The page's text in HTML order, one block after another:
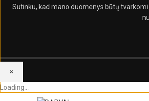
Sutinku, kad mano duomenys būtų
×
Loading...